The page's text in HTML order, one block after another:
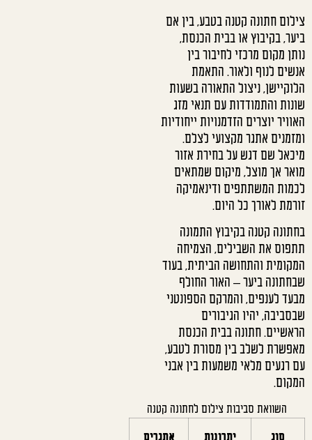
צילום חתונה קטנה בטבע, בין אם
ביער, בקיבוץ או בבית הכנסת,
נותן מקום מרכזי לחיבור בין
אנשים לנוף ולאור. התאמת
הלוקיישן, ניצול התאורה בשעות
שונות והתמודדות עם תנאי מזג
האוויר יוצרים הזדמנויות ייחודיות
ומזמנים אתגר מקצועי לצלם.
מיכאל שם דגש על בחירת אזור
מואר אך מוצל, מיקום שמתאים
לכמות המשתתפים ודינאמיקה
זורמת לאורך כל היום.
בחתונה קטנה בקיבוץ התמונה
תתפוס את השבילים, הצמיחה
המקומית והתחושה הביתית, בעוד
שבחתונה ביער – האור החולף
מבעד לענפים, והמרקם הספונטני
שבסביבה, יהיו הגיבורים
הראשיים. חתונה בבית הכנסת
מאפשרת לשלב בין מסורת לטבע,
עם רגעים מלאי משמעות בין אבני
המקום.
השוואת סביבות צילום לחתונה קטנה
סוג
יתרונות
אתגרים